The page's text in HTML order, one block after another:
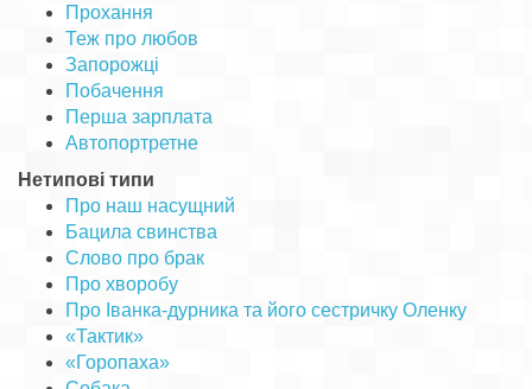
Прохання
Теж про любов
Запорожці
Побачення
Перша зарплата
Автопортретне
Нетипові типи
Про наш насущний
Бацила свинства
Слово про брак
Про хворобу
Про Іванка-дурника та його сестричку Оленку
«Тактик»
«Горопаха»